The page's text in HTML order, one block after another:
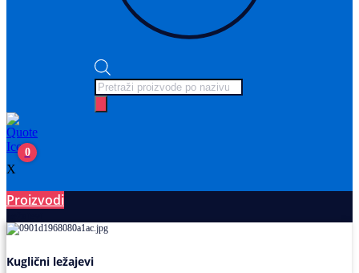
Products
search
0
X
Proizvodi
Kuglični ležajevi